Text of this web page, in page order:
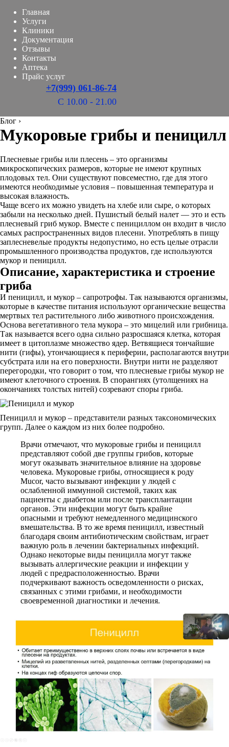
Главная
Услуги
Клиники
Документация
Отзывы
Контакты
Аптека
Прайс услуг
+7(999) 061-86-74
С 10.00 - 21.00
Блог ›
Мукоровые грибы и пеницилл
Плесневые грибы или плесень – это организмы
микроскопических размеров, которые не имеют крупных
плодовых тел. Они существуют повсеместно, где для этого
имеются необходимые условия – повышенная температура и
высокая влажность.
Чаще всего их можно увидеть на хлебе или сыре, о которых
забыли на несколько дней. Пушистый белый налет — это и есть
плесневый гриб мукор. Вместе с пенициллом он входит в число
самых распространенных видов плесени. Употреблять в пищу
заплесневелые продукты недопустимо, но есть целые отрасли
промышленного производства продуктов, где используются
мукор и пеницилл.
Описание, характеристика и строение
гриба
И пеницилл, и мукор – сапротрофы. Так называются организмы,
которые в качестве питания используют органические вещества
мертвых тел растительного либо животного происхождения.
Основа вегетативного тела мукора – это мицелий или грибница.
Так называется всего одна сильно разросшаяся клетка, которая
имеет в цитоплазме множество ядер. Ветвящиеся тончайшие
нити (гифы), утончающиеся к периферии, располагаются внутри
субстрата или на его поверхности. Внутри нити не разделяют
перегородки, что говорит о том, что плесневые грибы мукор не
имеют клеточного строения. В спорангиях (утолщениях на
окончаниях толстых нитей) созревают споры гриба.
Пеницилл и мукор – представители разных таксономических
групп. Далее о каждом из них более подробно.
Врачи отмечают, что мукоровые грибы и пеницилл
представляют собой две группы грибов, которые
могут оказывать значительное влияние на здоровье
человека. Мукоровые грибы, относящиеся к роду
Mucor, часто вызывают инфекции у людей с
ослабленной иммунной системой, таких как
пациенты с диабетом или после трансплантации
органов. Эти инфекции могут быть крайне
опасными и требуют немедленного медицинского
вмешательства. В то же время пеницилл, известный
благодаря своим антибиотическим свойствам, играет
важную роль в лечении бактериальных инфекций.
Однако некоторые виды пеницилла могут также
вызывать аллергические реакции и инфекции у
людей с предрасположенностью. Врачи
подчеркивают важность осведомленности о рисках,
связанных с этими грибами, и необходимости
своевременной диагностики и лечения.